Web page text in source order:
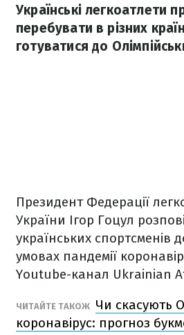
Українські легкоатлети
перебувати в різних
готуватися до
Президент Федерації
України Ігор Гоцул
українських спортсменів
умовах пандемії
Youtube-канал Ukrainian
ЧИТАЙТЕ ТАКОЖ Чи скасують
коронавірус: прогноз